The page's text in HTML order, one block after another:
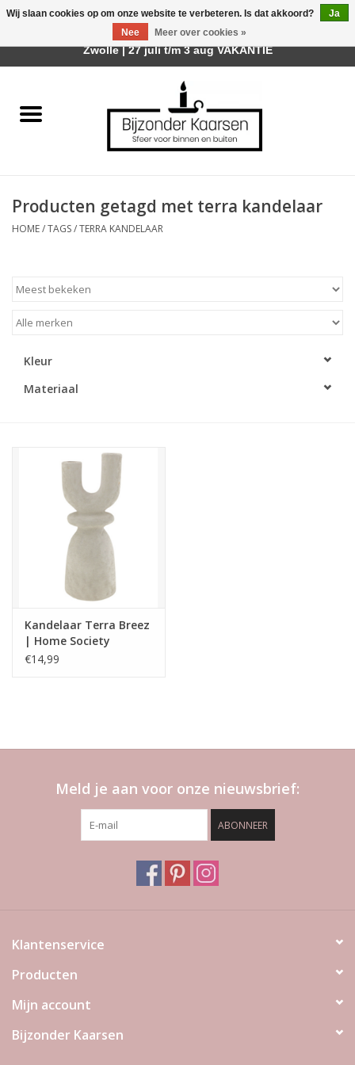
Räder Design Stories
Geurkaarsen
LED Kaarsen
Relatiegeschenken & Bedankjes
Huisparfums
Merken
Producten getagd met terra kandelaar
HOME/TAGS/TERRA KANDELAAR
Kleur
Materiaal
Kandelaar Terra Breez
| Home Society
€14,99
Meld je aan voor onze nieuwsbrief:
ABONNEER
Klantenservice
Producten
Mijn account
Bijzonder Kaarsen
Wij slaan cookies op om onze website te verbeteren. Is dat akkoord?
Ja
Nee
Meer over cookies »
Afhalen is mogelijk bij mijn winkel Trotz | Belvederelaan 107
Zwolle | 27 juli t/m 3 aug VAKANTIE